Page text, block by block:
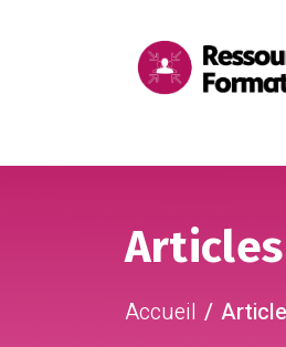
Accueil